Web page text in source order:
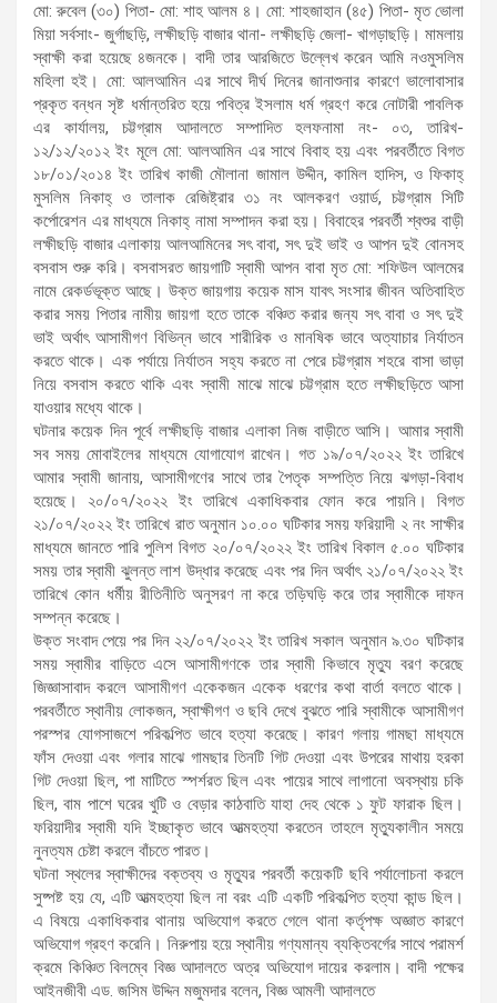
মো: রুবেল (৩০) পিতা- মো: শাহ আলম ৪। মো: শাহজাহান (৪৫) পিতা- মৃত ভোলা
মিয়া সর্বসাং- জুর্গাছড়ি, লক্ষীছড়ি বাজার থানা- লক্ষীছড়ি জেলা- খাগড়াছড়ি। মামলায়
স্বাক্ষী করা হয়েছে ৪জনকে। বাদী তার আরজিতে উল্লেখ করেন আমি নওমুসলিম
মহিলা হই। মো: আলআমিন এর সাথে দীর্ঘ দিনের জানাশুনার কারণে ভালোবাসার
প্রকৃত বন্ধন সৃষ্ট ধর্মান্তরিত হয়ে পবিত্র ইসলাম ধর্ম গ্রহণ করে নোটারী পাবলিক
এর কার্যালয়, চট্টগ্রাম আদালতে সম্পাদিত হলফনামা নং- ০৩, তারিখ-
১২/১২/২০১২ ইং মূলে মো: আলআমিন এর সাথে বিবাহ হয় এবং পরবর্তীতে বিগত
১৮/০১/২০১৪ ইং তারিখ কাজী মৌলানা জামাল উদ্দীন, কামিল হাদিস, ও ফিকাহ্
মুসলিম নিকাহ্ ও তালাক রেজিষ্ট্রার ৩১ নং আলকরণ ওয়ার্ড, চট্টগ্রাম সিটি
কর্পোরেশন এর মাধ্যমে নিকাহ্ নামা সম্পাদন করা হয়। বিবাহের পরবর্তী শ্বশুর বাড়ী
লক্ষীছড়ি বাজার এলাকায় আলআমিনের সৎ বাবা, সৎ দুই ভাই ও আপন দুই বোনসহ
বসবাস শুরু করি। বসবাসরত জায়গাটি স্বামী আপন বাবা মৃত মো: শফিউল আলমের
নামে রেকর্ডভূক্ত আছে। উক্ত জায়গায় কয়েক মাস যাবৎ সংসার জীবন অতিবাহিত
করার সময় পিতার নামীয় জায়গা হতে তাকে বঞ্চিত করার জন্য সৎ বাবা ও সৎ দুই
ভাই অর্থাৎ আসামীগণ বিভিন্ন ভাবে শারীরিক ও মানষিক ভাবে অত্যাচার নির্যাতন
করতে থাকে। এক পর্যায়ে নির্যাতন সহ্য করতে না পেরে চট্টগ্রাম শহরে বাসা ভাড়া
নিয়ে বসবাস করতে থাকি এবং স্বামী মাঝে মাঝে চট্টগ্রাম হতে লক্ষীছড়িতে আসা
যাওয়ার মধ্যে থাকে।
ঘটনার কয়েক দিন পূর্বে লক্ষীছড়ি বাজার এলাকা নিজ বাড়ীতে আসি। আমার স্বামী
সব সময় মোবাইলের মাধ্যমে যোগাযোগ রাখেন। গত ১৯/০৭/২০২২ ইং তারিখে
আমার স্বামী জানায়, আসামীগণের সাথে তার পৈতৃক সম্পত্তি নিয়ে ঝগড়া-বিবাধ
হয়েছে। ২০/০৭/২০২২ ইং তারিখে একাধিকবার ফোন করে পায়নি। বিগত
২১/০৭/২০২২ ইং তারিখে রাত অনুমান ১০.০০ ঘটিকার সময় ফরিয়াদী ২ নং সাক্ষীর
মাধ্যমে জানতে পারি পুলিশ বিগত ২০/০৭/২০২২ ইং তারিখ বিকাল ৫.০০ ঘটিকার
সময় তার স্বামী ঝুলন্ত লাশ উদ্ধার করেছে এবং পর দিন অর্থাৎ ২১/০৭/২০২২ ইং
তারিখে কোন ধর্মীয় রীতিনীতি অনুসরণ না করে তড়িঘড়ি করে তার স্বামীকে দাফন
সম্পন্ন করেছে।
উক্ত সংবাদ পেয়ে পর দিন ২২/০৭/২০২২ ইং তারিখ সকাল অনুমান ৯.৩০ ঘটিকার
সময় স্বামীর বাড়িতে এসে আসামীগণকে তার স্বামী কিভাবে মৃত্যু বরণ করেছে
জিজ্ঞাসাবাদ করলে আসামীগণ একেকজন একেক ধরণের কথা বার্তা বলতে থাকে।
পরবর্তীতে স্থানীয় লোকজন, স্বাক্ষীগণ ও ছবি দেখে বুঝতে পারি স্বামীকে আসামীগণ
পরস্পর যোগসাজশে পরিকল্পিত ভাবে হত্যা করেছে। কারণ গলায় গামছা মাধ্যমে
ফাঁস দেওয়া এবং গলার মাঝে গামছার তিনটি গিট দেওয়া এবং উপরের মাথায় হরকা
গিট দেওয়া ছিল, পা মাটিতে স্পর্শরত ছিল এবং পায়ের সাথে লাগানো অবস্থায় চকি
ছিল, বাম পাশে ঘরের খুটি ও বেড়ার কাঠবাতি যাহা দেহ থেকে ১ ফুট ফারাক ছিল।
ফরিয়াদীর স্বামী যদি ইচ্ছাকৃত ভাবে আত্মহত্যা করতেন তাহলে মৃত্যুকালীন সময়ে
নুনত্যম চেষ্টা করলে বাঁচতে পারত।
ঘটনা স্থলের স্বাক্ষীদের বক্তব্য ও মৃত্যুর পরবর্তী কয়েকটি ছবি পর্যালোচনা করলে
সুষ্পষ্ট হয় যে, এটি আত্মহত্যা ছিল না বরং এটি একটি পরিকল্পিত হত্যা কান্ড ছিল।
এ বিষয়ে একাধিকবার থানায় অভিযোগ করতে গেলে থানা কর্তৃপক্ষ অজ্ঞাত কারণে
অভিযোগ গ্রহণ করেনি। নিরুপায় হয়ে স্থানীয় গণ্যমান্য ব্যক্তিবর্গের সাথে পরামর্শ
ক্রমে কিঞ্চিত বিলম্বে বিজ্ঞ আদালতে অত্র অভিযোগ দায়ের করলাম। বাদী পক্ষের
আইনজীবী এড. জসিম উদ্দিন মজুমদার বলেন, বিজ্ঞ আমলী আদালতে